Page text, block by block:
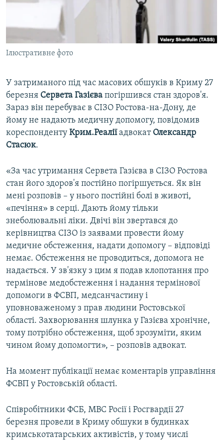
СВІДЧЕННЯ ОКУПАЦІЇ
УКРАЇНСЬКА ПРОБЛЕМА КРИМУ
Усі сайти RFE/RL
Ілюстративне фото
У затриманого під час масових обшуків в Криму 27
березня Сервета Газієва погіршився стан здоров'я.
Зараз він перебуває в СІЗО Ростова-на-Дону, де
йому не надають медичну допомогу, повідомив
кореспонденту Крим.Реаліїадвокат Олександр
Стасюк.
«За час утримання Сервета Газієва в СІЗО Ростова
стан його здоров'я постійно погіршується. Як він
мені розповів – у нього постійні болі в животі,
«печіння» в серці. Дають йому тільки
знеболювальні ліки. Двічі він звертався до
керівництва СІЗО із заявами провести йому
медичне обстеження, надати допомогу – відповіді
немає. Обстеження не проводиться, допомога не
надається. У зв'язку з цим я подав клопотання про
термінове медобстеження і надання термінової
допомоги в ФСВП, медсанчастину і
уповноваженому з прав людини Ростовської
області. Захворювання шлунка у Газієва хронічне,
тому потрібно обстеження, щоб зрозуміти, яким
чином йому допомогти», – розповів адвокат.
На момент публікації немає коментарів управління
ФСВП у Ростовській області.
Співробітники ФСБ, МВС Росії і Росгвардії 27
березня провели в Криму обшуки в будинках
кримськотатарських активістів, у тому числі